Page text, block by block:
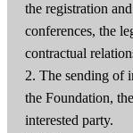
the registration
conferences, the
contractual
2. The sending of
the Foundation,
interested party.